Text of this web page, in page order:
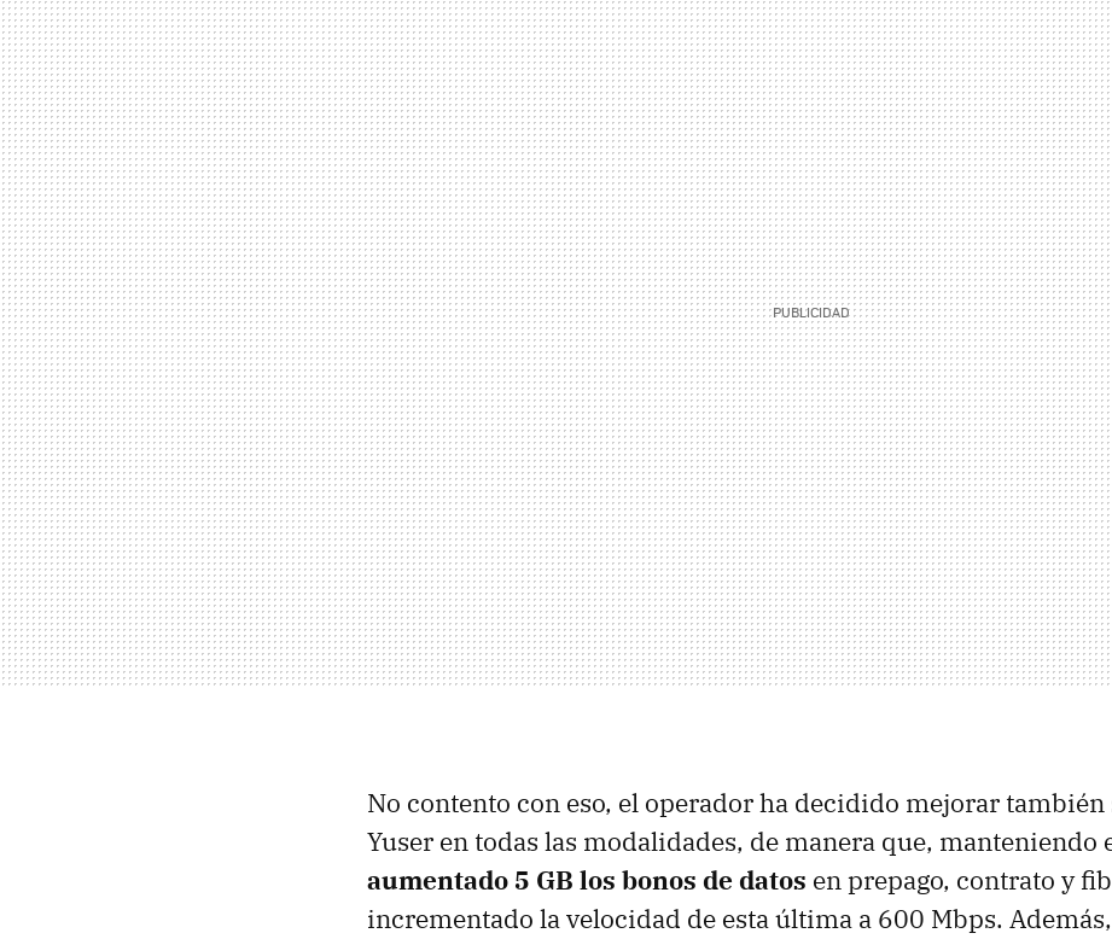
No contento con eso, el operador ha decidido mejorar
Yuser en todas las modalidades, de manera que, manteniendo
aumentado 5 GB los bonos de datos en prepago, contrato y
incrementado la velocidad de esta última a 600 Mbps.